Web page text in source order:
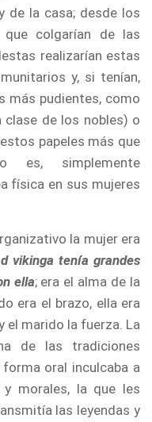
de la casa; desde los
colgarían de las
realizarían estas
y, si tenían,
más pudientes, como
clase de los nobles) o
papeles más que
es, simplemente
física en sus mujeres
la mujer era
vikinga tenía grandes
ella; era el alma de la
era el brazo, ella era
el marido la fuerza. La
de las tradiciones
oral inculcaba a
morales, la que les
las leyendas y